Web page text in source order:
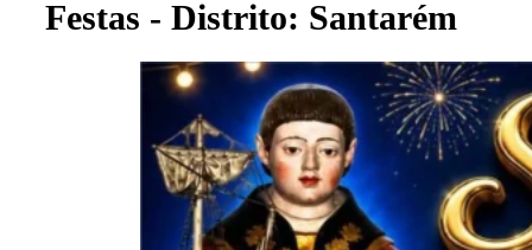
Festas - Distrito: Santarém